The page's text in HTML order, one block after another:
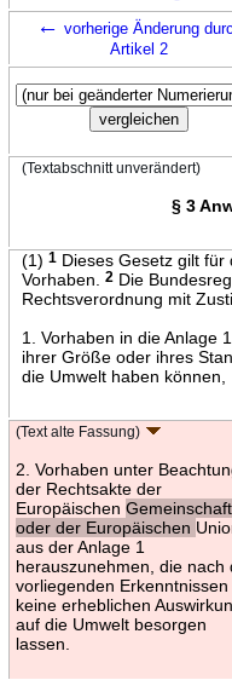
← vorherige Änderung
Artikel 2
(Textabschnitt unverändert)
§ 3
(1) 1Dieses Gesetz gilt für
Vorhaben.
2Die
Rechtsverordnung mit
1. Vorhaben in die Anlage
ihrer Größe oder ihres
die Umwelt haben können,
(Text alte Fassung)
2. Vorhaben unter
der Rechtsakte der
Europäischen
oder der Europäischen
aus der Anlage 1
herauszunehmen, die nach
vorliegenden Erkenntnissen
keine erheblichen
auf die Umwelt besorgen
lassen.